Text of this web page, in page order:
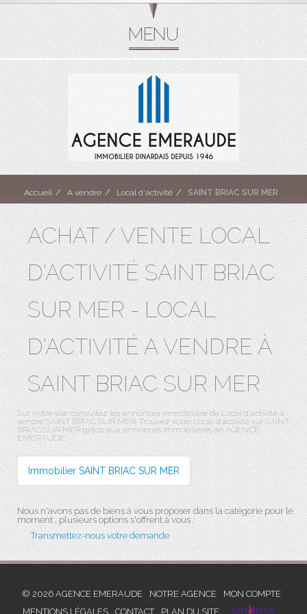
Accueil A vendre Local d'activité SAINT BRIAC SUR MER
ACHAT / VENTE LOCAL
D'ACTIVITÉ SAINT BRIAC
SUR MER - LOCAL
D'ACTIVITÉ A VENDRE À
SAINT BRIAC SUR MER
Sur notre site consultez les annonces immobilière de Local d'activité à
vendre SAINT BRIAC SUR MER. Trouvez votre Local d'activité sur SAINT
BRIAC SUR MER grâce aux annonces immobilières de AGENCE
EMERAUDE.
Immobilier SAINT BRIAC SUR MER
Nous n'avons pas de biens à vous proposer dans la catégorie pour le
moment , plusieurs options s'offrent à vous :
Transmettez-nous votre demande
© 2026 AGENCE EMERAUDE NOTRE AGENCE
MON COMPTE
MENTIONS LÉGALES
CONTACT PLAN DU SITE